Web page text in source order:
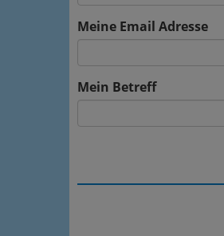
Meine Email Adresse
Mein Betreff